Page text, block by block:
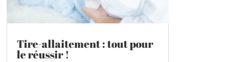
Tire-allaitement : tout pour
le réussir !